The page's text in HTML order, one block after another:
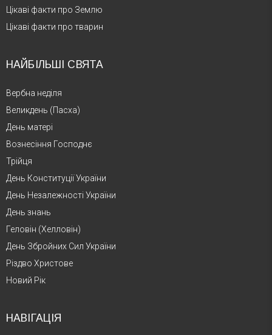
Цікаві факти про Землю
Цікаві факти про тварин
НАЙБІЛЬШІ СВЯТА
Вербна неділя
Великдень (Пасха)
День матері
Вознесіння Господнє
Трійця
День Конституції України
День Незалежності України
День знань
Геловін (Хелловін)
День Збройних Сил України
Різдво Христове
Новий Рік
НАВІГАЦІЯ